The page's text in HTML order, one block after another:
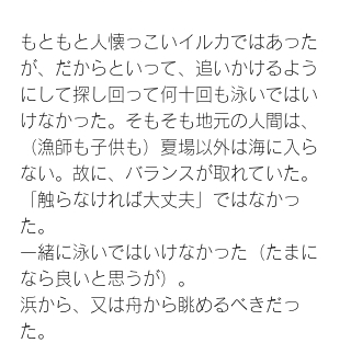
もともと人懐っこいイルカではあった
が、だからといって、追いかけるよう
にして探し回って何十回も泳いではい
けなかった。そもそも地元の人間は、
（漁師も子供も）夏場以外は海に入ら
ない。故に、バランスが取れていた。
「触らなければ大丈夫」ではなかっ
た。
一緒に泳いではいけなかった（たまに
なら良いと思うが）。
浜から、又は舟から眺めるべきだっ
た。